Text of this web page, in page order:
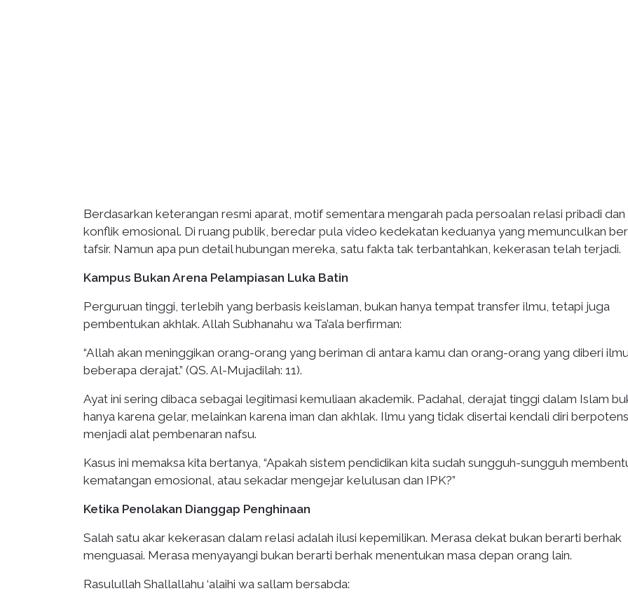
Berdasarkan keterangan resmi aparat, motif sementara mengarah pada persoalan relasi pribadi dan
konflik emosional. Di ruang publik, beredar pula video kedekatan keduanya yang memunculkan
tafsir. Namun apa pun detail hubungan mereka, satu fakta tak terbantahkan, kekerasan telah terjadi.
Kampus Bukan Arena Pelampiasan Luka Batin
Perguruan tinggi, terlebih yang berbasis keislaman, bukan hanya tempat transfer ilmu, tetapi juga
pembentukan akhlak. Allah Subhanahu wa Ta’ala berfirman:
“Allah akan meninggikan orang-orang yang beriman di antara kamu dan orang-orang yang diberi
beberapa derajat.” (QS. Al-Mujadilah: 11).
Ayat ini sering dibaca sebagai legitimasi kemuliaan akademik. Padahal, derajat tinggi dalam Islam
hanya karena gelar, melainkan karena iman dan akhlak. Ilmu yang tidak disertai kendali diri
menjadi alat pembenaran nafsu.
Kasus ini memaksa kita bertanya, “Apakah sistem pendidikan kita sudah sungguh-sungguh
kematangan emosional, atau sekadar mengejar kelulusan dan IPK?”
Ketika Penolakan Dianggap Penghinaan
Salah satu akar kekerasan dalam relasi adalah ilusi kepemilikan. Merasa dekat bukan berarti berhak
menguasai. Merasa menyayangi bukan berarti berhak menentukan masa depan orang lain.
Rasulullah Shallallahu ‘alaihi wa sallam bersabda: